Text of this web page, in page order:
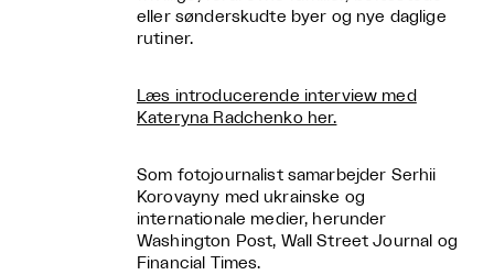
eller sønderskudte byer og nye daglige
rutiner.
Læs introducerende interview med
Kateryna Radchenko her.
Som fotojournalist samarbejder Serhii
Korovayny med ukrainske og
internationale medier, herunder
Washington Post, Wall Street Journal og
Financial Times.